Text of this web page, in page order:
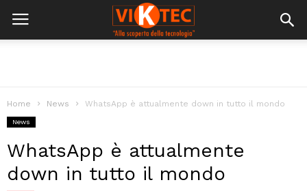
Home News WhatsApp è attualmente down in tutto il mondo
News
WhatsApp è attualmente
down in tutto il mondo